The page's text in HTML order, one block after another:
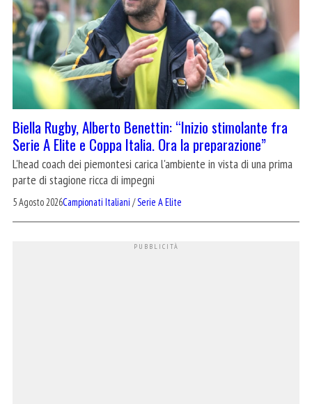
Biella Rugby, Alberto Benettin: “Inizio stimolante fra
Serie A Elite e Coppa Italia. Ora la preparazione”
L'head coach dei piemontesi carica l'ambiente in vista di una prima
parte di stagione ricca di impegni
5 Agosto 2026Campionati Italiani /Serie A Elite